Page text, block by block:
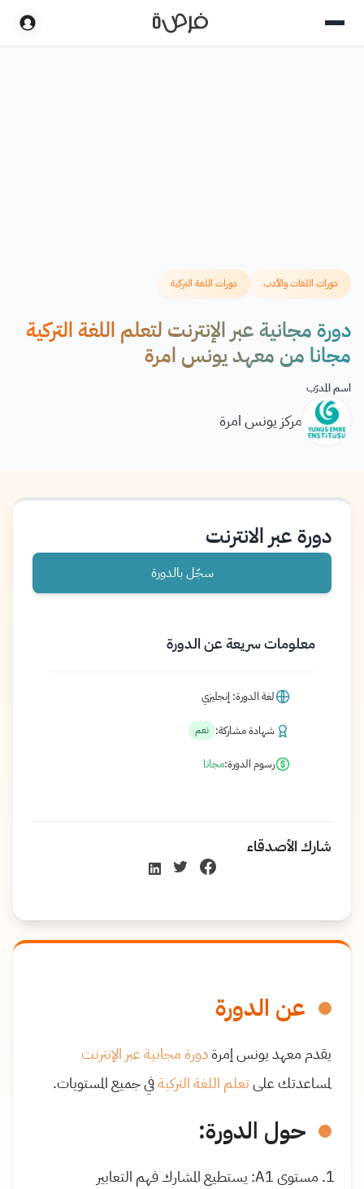
دورات اللغات والأدب دورات اللغة التركية
دورة مجانية عبر الإنترنت لتعلم اللغة التركية
مجانا من معهد يونس امرة
اسم المدرّب
مركز يونس امرة
عن الدورة
يقدم معهد يونس إمرةدورة مجانية عبر الإنترنت
لمساعدتك علىتعلم اللغة التركيةفي جميع المستويات.
حول الدورة:
مستوى A1: يستطيع المشارك فهم التعابير
دورة عبر الانترنت
سجّل بالدورة
معلومات سريعة عن الدورة
لغة الدورة: إنجليزي
شهادة مشاركة: نعم
رسوم الدورة:مجانا
شارك الأصدقاء